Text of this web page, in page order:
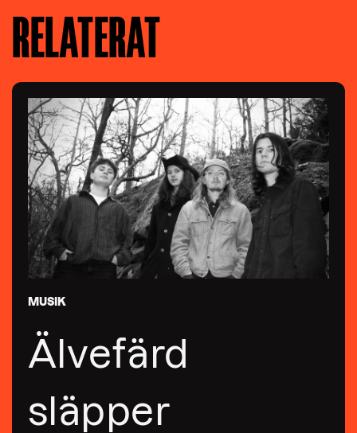
RELATERAT
MUSIK
Älvefärd
släpper